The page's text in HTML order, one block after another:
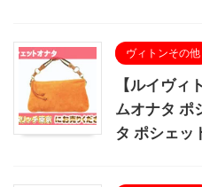
ヴィトンその他
【ルイヴ
ムオナタ ポ
タ ポシェッ